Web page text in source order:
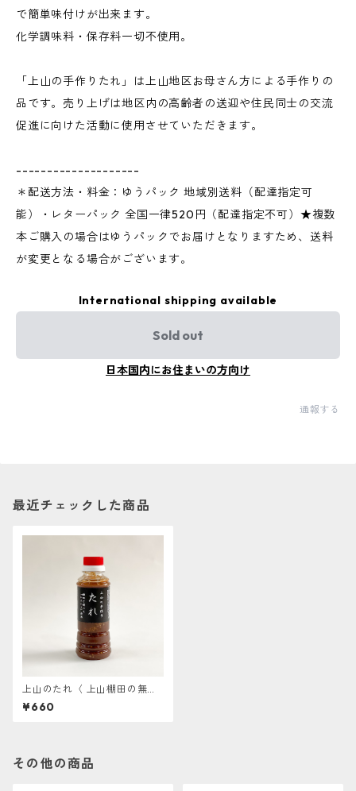
で簡単味付けが出来ます。
化学調味料・保存料一切不使用。
「上山の手作りたれ」は上山地区お母さん方による手作りの
品です。売り上げは地区内の高齢者の送迎や住民同士の交流
促進に向けた活動に使用させていただきます。
--------------------
＊配送方法・料金：ゆうパック 地域別送料（配達指定可
能）・レターパック 全国一律520円（配達指定不可）★複数
本ご購入の場合はゆうパックでお届けとなりますため、送料
が変更となる場合がございます。
International shipping available
Sold out
日本国内にお住まいの方向け
通報する
最近チェックした商品
上山のたれ〈 上山棚田の無農
薬にんにく使用〉
¥660
その他の商品